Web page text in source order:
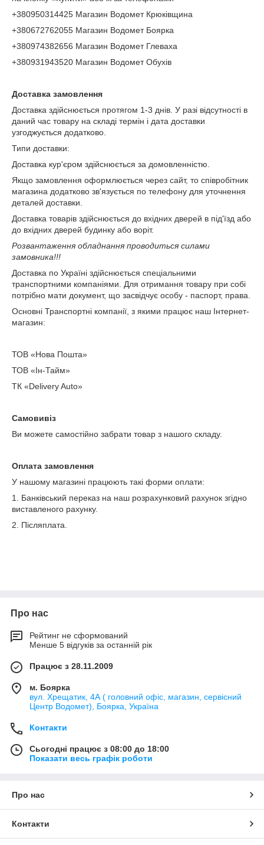
+380950314425 Магазин Водомет Крюківщина
+380672762055 Магазин Водомет Боярка
+380974382656 Магазин Водомет Глеваха
+380931943520 Магазин Водомет Обухів
Доставка замовлення
Доставка здійснюється протягом 1-3 днів. У разі відсутності в
даний час товару на складі термін і дата доставки
узгоджується додатково.
Типи доставки:
Доставка кур'єром здійснюється за домовленністю.
Якщо замовлення оформлюється через сайт, то співробітник
магазина додатково зв'язується по телефону для уточнення
деталей доставки.
Доставка товарів здійснюється до вхідних дверей в під'їзд або
до вхідних дверей будинку або воріт.
Розвантаження обладнання проводиться силами
замовника!!!
Доставка по Україні здійснюється спеціальними
транспортними компаніями. Для отримання товару при собі
потрібно мати документ, що засвідчує особу - паспорт, права.
Основні Транспортні компанії, з якими працює наш Інтернет-
магазин:
ТОВ «Нова Пошта»
ТОВ «Ін-Тайм»
ТК «Delivery Auto»
Самовивіз
Ви можете самостійно забрати товар з нашого складу.
Оплата замовлення
У нашому магазині працюють такі форми оплати:
1. Банківський переказ на наш розрахунковий рахунок згідно
виставленого рахунку.
2. Післяплата.
Про нас
Рейтинг не сформований
Менше 5 відгуків за останній рік
Працює з 28.11.2009
м. Боярка
вул. Хрещатик, 4А ( головний офіс, магазин, сервісний
Центр Водомет), Боярка, Україна
Контакти
Сьогодні працює з 08:00 до 18:00
Показати весь графік роботи
Про нас
Контакти